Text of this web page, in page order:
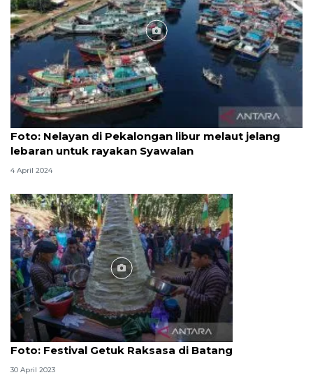
Foto
Foto: Nelayan di Pekalongan libur melaut jelang
lebaran untuk rayakan Syawalan
4 April 2024
Foto
Foto: Festival Getuk Raksasa di Batang
30 April 2023